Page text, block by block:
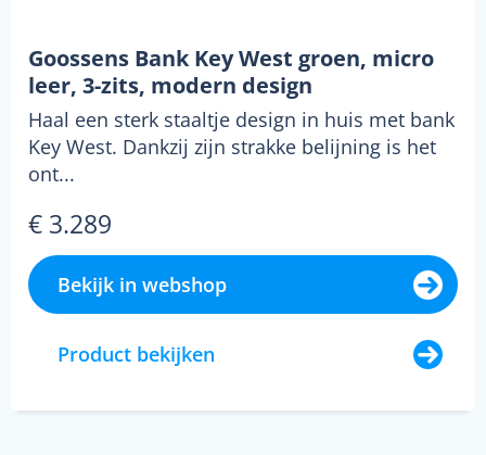
Goossens Bank Key West groen, micro
leer, 3-zits, modern design
Haal een sterk staaltje design in huis met bank
Key West. Dankzij zijn strakke belijning is het
ont...
€ 3.289
Bekijk in webshop
Product bekijken